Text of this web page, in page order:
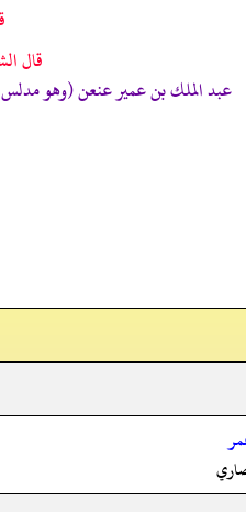
قال
عبد الملك بن عمير عنعن (وهو مدلس انظر طبقات المدلسين 3/